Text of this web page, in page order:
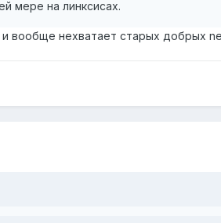
мере на линксисах.
вообще нехватает старых добрых